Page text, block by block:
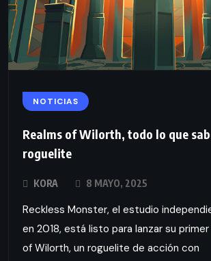
NOTICIAS
Realms of Wilorth, todo lo que
roguelite
KORA 8 MAYO, 2025
Reckless Monster, el estudio
en 2018, está listo para lanzar su
of Wilorth, un roguelite de acción con